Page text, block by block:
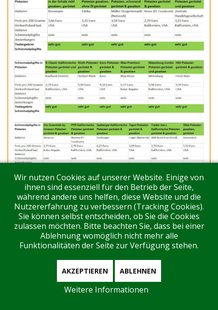
Fett gedrucktsind Mängel.
Anmerkungen:1) Laut Anbieter ist das Produkt
mittlerweile mit neuem Layout im Handel, erkennbar am
neu aufgedruckten Nutri-Score.
Vollkorn-Toastbrot
Wir nutzen Cookies auf unserer Website. Einige von
ihnen sind essenziell für den Betrieb der Seite,
während andere uns helfen, diese Website und die
Nutzererfahrung zu verbessern (Tracking Cookies).
Sie können selbst entscheiden, ob Sie die Cookies
zulassen möchten. Bitte beachten Sie, dass bei einer
Ablehnung womöglich nicht mehr alle
Funktionalitäten der Seite zur Verfügung stehen.
AKZEPTIEREN ABLEHNEN
Weitere Informationen